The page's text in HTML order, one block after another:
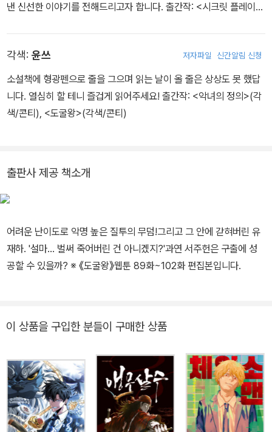
낸 신선한 이야기를 전해드리고자 합니다. 출간작: <시크릿 플레이어
각색: 윤쓰 저자파일 신간알림 신청
소설책에 형광펜으로 줄을 그으며 읽는 날이 올 줄은 상상도 못 했답
니다. 열심히 할 테니 즐겁게 읽어주세요! 출간작: <악녀의 정의>(각
색/콘티), <도굴왕>(각색/콘티)
출판사 제공 책소개
어려운 난이도로 악명 높은 질투의 무덤!그리고 그 안에 갇혀버린 유
재하. '설마... 벌써 죽어버린 건 아니겠지?'과연 서주헌은 구출에 성
공할 수 있을까? ※ 《도굴왕》웹툰 89화~102화 편집본입니다.
이 상품을 구입한 분들이 구매한 상품